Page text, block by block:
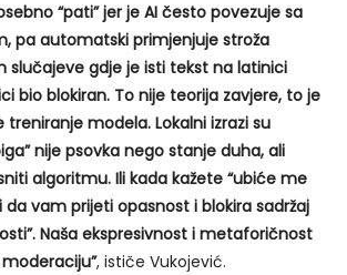
“pati” jer je AI često povezuje sa
pa automatski primjenjuje stroža
slučajeve gdje je isti tekst na latinici
bio blokiran. To nije teorija zavjere, to je
modela. Lokalni izrazi su
nije psovka nego stanje duha, ali
algoritmu. Ili kada kažete “ubiće me
da vam prijeti opasnost i blokira sadržaj
Naša ekspresivnost i metaforičnost
, ističe Vukojević.